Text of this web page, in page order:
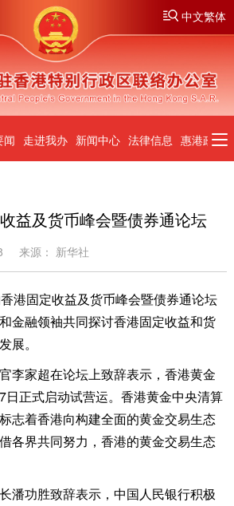
中文繁体
闻 走进我办 新闻中心 法律信息 惠港政策
益及货币峰会暨债券通论坛
来源： 新华社
固定收益及货币峰会暨债券通论坛
金融领袖共同探讨香港固定收益和货
展。
家超在论坛上致辞表示，香港黄金
日正式启动试营运。香港黄金中央清算
志着香港向构建全面的黄金交易生态
各界共同努力，香港的黄金交易生态
功胜致辞表示，中国人民银行积极